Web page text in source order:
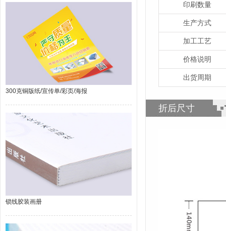
300克铜版纸/宣传单/彩页/海报
锁线胶装画册
印刷数量
生产方式
加工工艺
价格说明
出货周期
折后尺寸